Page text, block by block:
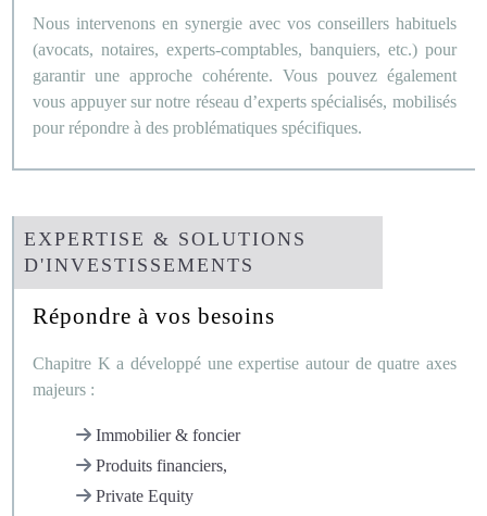
Nous intervenons en synergie avec vos conseillers habituels
(avocats, notaires, experts-comptables, banquiers, etc.) pour
garantir une approche cohérente. Vous pouvez également
vous appuyer sur notre réseau d’experts spécialisés, mobilisés
pour répondre à des problématiques spécifiques.
EXPERTISE & SOLUTIONS
D'INVESTISSEMENTS
Répondre à vos besoins
Chapitre K a développé une expertise autour de quatre axes
majeurs :
Immobilier & foncier
Produits financiers,
Private Equity